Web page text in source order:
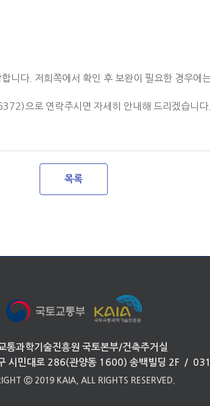
니다. 저희쪽에서 확인 후 보완이 필요한 경우에
으로 연락주시면 자세히 안내해 드리겠습니다.
목록
통과학기술진흥원 국토본부/건축주거실
시민대로 286(관양동 1600) 송백빌딩 2F /
Ⓒ 2019 KAIA, ALL RIGHTS RESERVED.